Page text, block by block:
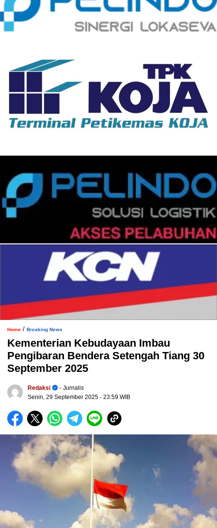
Home / Breaking News
Kementerian Kebudayaan Imbau
Pengibaran Bendera Setengah Tiang 30
September 2025
Redaksi
- Jurnalis
Senin, 29 September 2025 - 23:59 WIB